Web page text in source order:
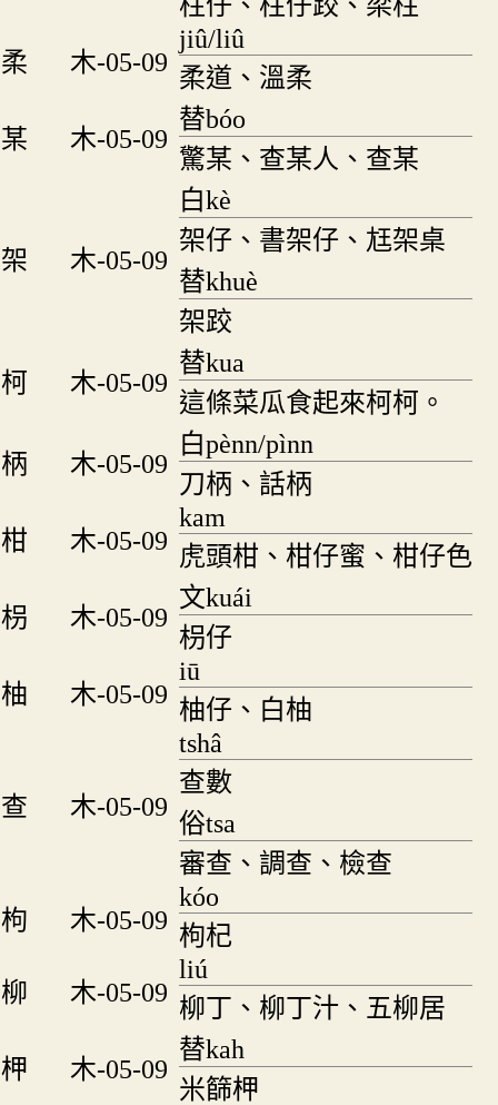
柔
木-05-09
jiû/liû
柔道、溫柔
某 木-05-09
替bóo
驚某、查某人、查某
架 木-05-09
白kè
架仔、書架仔、尪架桌
替khuè
架跤
柯 木-05-09
替kua
這條菜瓜食起來柯柯。
柄 木-05-09
白pènn/pìnn
刀柄、話柄
柑
木-05-09
kam
虎頭柑、柑仔蜜、柑仔色
枴 木-05-09
文kuái
枴仔
柚
木-05-09
iū
柚仔、白柚
查 木-05-09
tshâ
查數
俗tsa
審查、調查、檢查
枸
木-05-09
kóo
枸杞
柳
木-05-09
liú
柳丁、柳丁汁、五柳居
柙 木-05-09
替kah
米篩柙